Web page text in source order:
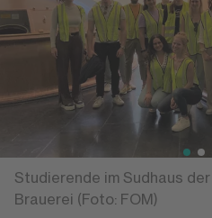
Studierende im Sudhaus
Brauerei (Foto: FOM)